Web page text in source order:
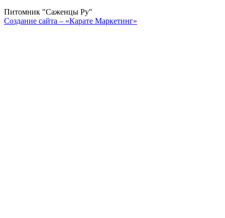
Питомник "Саженцы Ру"
Создание сайта – «Карате Маркетинг»